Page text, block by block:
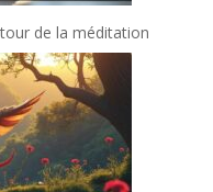
de la méditation